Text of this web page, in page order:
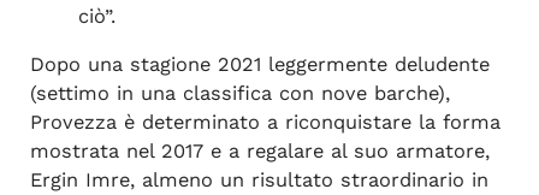
ciò”.
Dopo una stagione 2021 leggermente deludente
(settimo in una classifica con nove barche),
Provezza è determinato a riconquistare la forma
mostrata nel 2017 e a regalare al suo armatore,
Ergin Imre, almeno un risultato straordinario in